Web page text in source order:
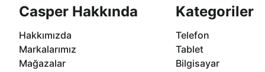
Casper Hakkında
Hakkımızda
Markalarımız
Mağazalar
Kategoriler
Telefon
Tablet
Bilgisayar